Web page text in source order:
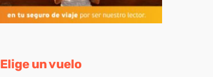
Elige un vuelo